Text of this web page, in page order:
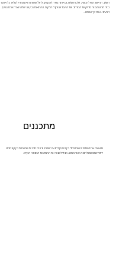
מתכננים
מוצאים את השילוב האופטימלי בין הרעיון לתנאי השטח, ובונים תכנית שמאזנת בין קונספט
יחסית מופשט לתוואי מאוד ממשי, מבלי לשבור את התמה של המבנה הקיים.
השלב הראשון הוא להקשיב ללקוח שלנו, ובאותה מידה להקשיב לחלל שאותו הוא מעוניין למלא. כל אתגר
כזה דורש פענוח מדויק של המרחב ושל הייעוד שנותן לו הלקוח. ההתאמה בין שני אלה יוצרת את הגרעין
הרעיוני. אחר כך אנחנו...